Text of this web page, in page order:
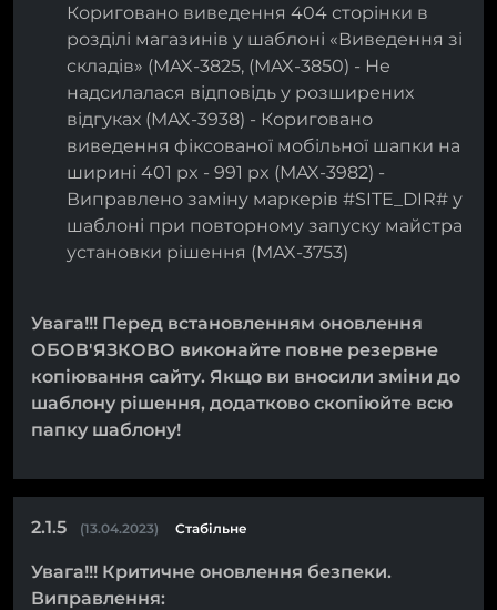
Кориговано виведення 404 сторінки в
розділі магазинів у шаблоні «Виведення зі
складів» (MAX-3825, (MAX-3850) - Не
надсилалася відповідь у розширених
відгуках (MAX-3938) - Кориговано
виведення фіксованої мобільної шапки на
ширині 401 px - 991 px (MAX-3982) -
Виправлено заміну маркерів #SITE_DIR# у
шаблоні при повторному запуску майстра
установки рішення (MAX-3753)
Увага!!! Перед встановленням оновлення
ОБОВ'ЯЗКОВО виконайте повне резервне
копіювання сайту. Якщо ви вносили зміни до
шаблону рішення, додатково скопіюйте всю
папку шаблону!
2.1.5 (13.04.2023) Стабільне
Увага!!! Критичне оновлення безпеки.
Виправлення: